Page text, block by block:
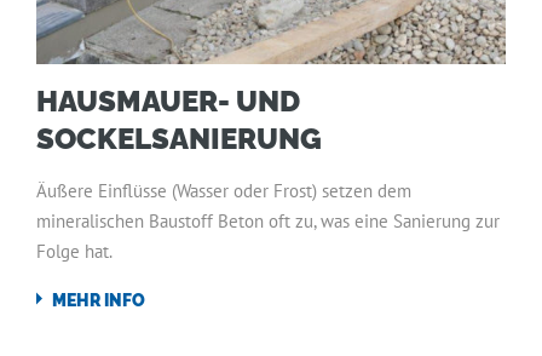
HAUSMAUER- UND
SOCKELSANIERUNG
Äußere Einflüsse (Wasser oder Frost) setzen dem
mineralischen Baustoff Beton oft zu, was eine Sanierung zur
Folge hat.
MEHR INFO